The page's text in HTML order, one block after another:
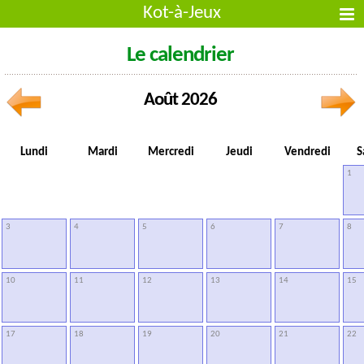
Kot-à-Jeux
Le calendrier
Août 2026
Lundi Mardi Mercredi Jeudi Vendredi
1
3 4 5 6 7 8
10 11 12 13 14 15
17 18 19 20 21 22